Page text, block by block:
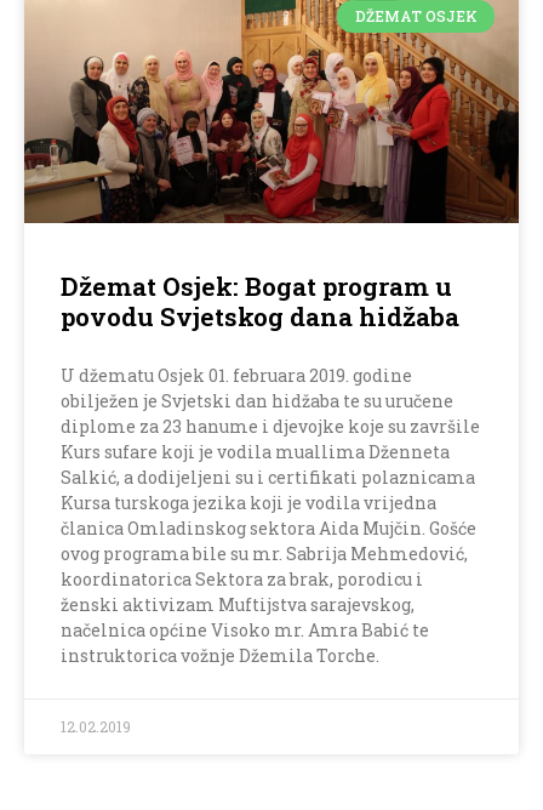
DŽEMAT OSJEK
Džemat Osjek: Bogat program u
povodu Svjetskog dana hidžaba
U džematu Osjek 01. februara 2019. godine
obilježen je Svjetski dan hidžaba te su uručene
diplome za 23 hanume i djevojke koje su završile
Kurs sufare koji je vodila muallima Dženneta
Salkić, a dodijeljeni su i certifikati polaznicama
Kursa turskoga jezika koji je vodila vrijedna
članica Omladinskog sektora Aida Mujčin. Gošće
ovog programa bile su mr. Sabrija Mehmedović,
koordinatorica Sektora za brak, porodicu i
ženski aktivizam Muftijstva sarajevskog,
načelnica općine Visoko mr. Amra Babić te
instruktorica vožnje Džemila Torche.
12.02.2019